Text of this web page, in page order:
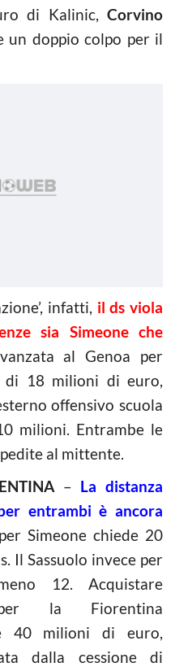
di Kalinic, Corvino
un doppio colpo per il
infatti, il ds viola
sia Simeone che
al Genoa per
di 18 milioni di euro,
offensivo scuola
milioni. Entrambe le
al mittente.
– La distanza
entrambi è ancora
Simeone chiede 20
Il Sassuolo invece per
12. Acquistare
la Fiorentina
40 milioni di euro,
dalla cessione di